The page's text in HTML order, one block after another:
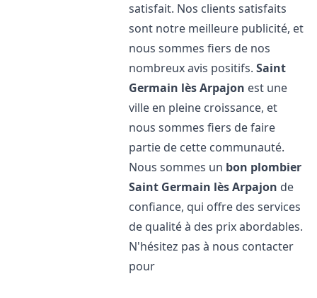
satisfait. Nos clients satisfaits
sont notre meilleure publicité, et
nous sommes fiers de nos
nombreux avis positifs.Saint
Germain lès Arpajon est une
ville en pleine croissance, et
nous sommes fiers de faire
partie de cette communauté.
Nous sommes un bon plombier
Saint Germain lès Arpajon de
confiance, qui offre des services
de qualité à des prix abordables.
N'hésitez pas à nous contacter
pour